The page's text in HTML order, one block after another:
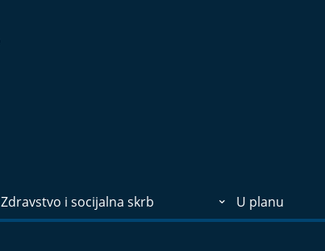
Zdravstvo i socijalna skrb U planu